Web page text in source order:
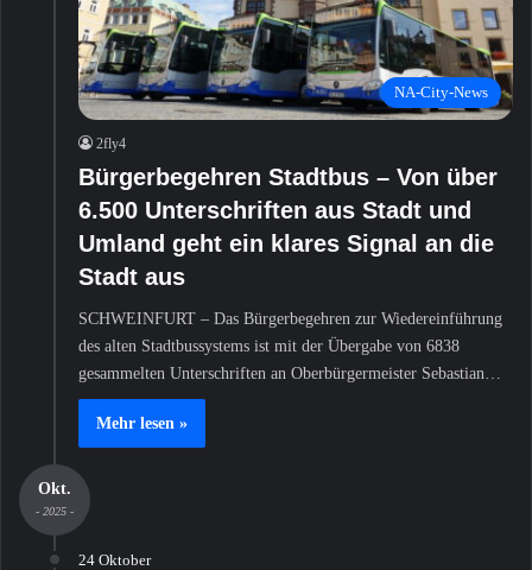
NA-City-News
2fly4
Bürgerbegehren Stadtbus – Von über
6.500 Unterschriften aus Stadt und
Umland geht ein klares Signal an die
Stadt aus
SCHWEINFURT – Das Bürgerbegehren zur Wiedereinführung
des alten Stadtbussystems ist mit der Übergabe von 6838
gesammelten Unterschriften an Oberbürgermeister Sebastian…
Mehr lesen »
Okt.
- 2025 -
24 Oktober